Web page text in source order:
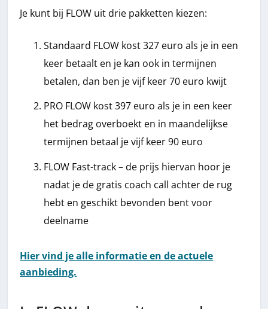
Je kunt bij FLOW uit drie pakketten kiezen:
Standaard FLOW kost 327 euro als je in een
keer betaalt en je kan ook in termijnen
betalen, dan ben je vijf keer 70 euro kwijt
PRO FLOW kost 397 euro als je in een keer
het bedrag overboekt en in maandelijkse
termijnen betaal je vijf keer 90 euro
FLOW Fast-track – de prijs hiervan hoor je
nadat je de gratis coach call achter de rug
hebt en geschikt bevonden bent voor
deelname
Hier vind je alle informatie en de actuele
aanbieding.